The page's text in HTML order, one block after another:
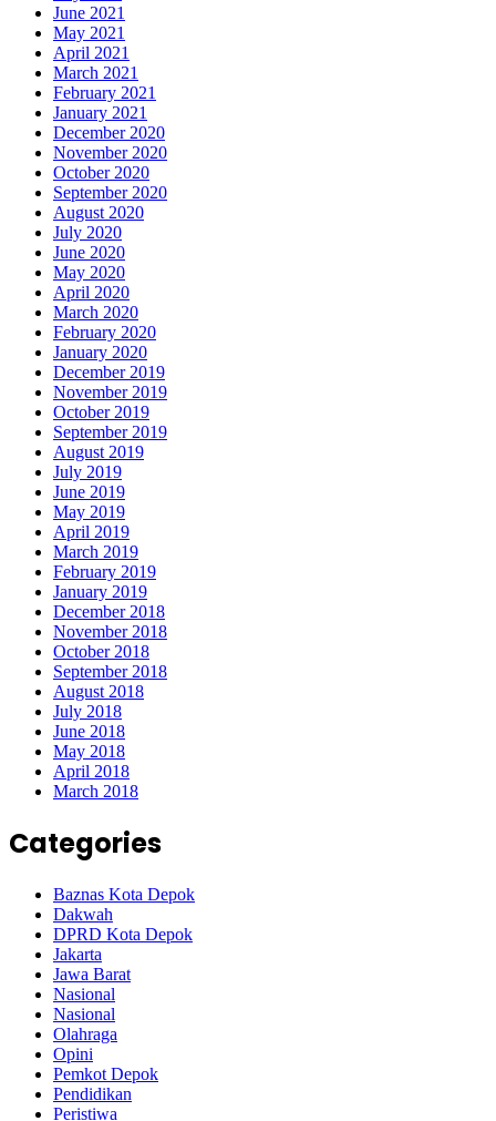
June 2021
May 2021
April 2021
March 2021
February 2021
January 2021
December 2020
November 2020
October 2020
September 2020
August 2020
July 2020
June 2020
May 2020
April 2020
March 2020
February 2020
January 2020
December 2019
November 2019
October 2019
September 2019
August 2019
July 2019
June 2019
May 2019
April 2019
March 2019
February 2019
January 2019
December 2018
November 2018
October 2018
September 2018
August 2018
July 2018
June 2018
May 2018
April 2018
March 2018
Categories
Baznas Kota Depok
Dakwah
DPRD Kota Depok
Jakarta
Jawa Barat
Nasional
Nasional
Olahraga
Opini
Pemkot Depok
Pendidikan
Peristiwa